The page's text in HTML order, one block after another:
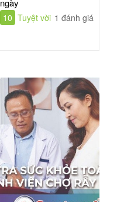
ngày
10 Tuyệt vời 1 đánh giá